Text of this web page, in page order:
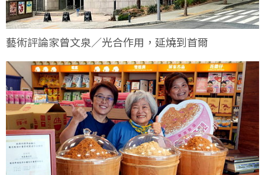
藝術評論家曾文泉／光合作用，延燒到首爾